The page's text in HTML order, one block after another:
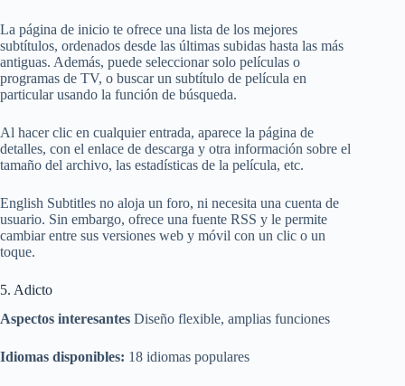
La página de inicio te ofrece una lista de los mejores
subtítulos, ordenados desde las últimas subidas hasta las más
antiguas. Además, puede seleccionar solo películas o
programas de TV, o buscar un subtítulo de película en
particular usando la función de búsqueda.
Al hacer clic en cualquier entrada, aparece la página de
detalles, con el enlace de descarga y otra información sobre el
tamaño del archivo, las estadísticas de la película, etc.
English Subtitles no aloja un foro, ni necesita una cuenta de
usuario. Sin embargo, ofrece una fuente RSS y le permite
cambiar entre sus versiones web y móvil con un clic o un
toque.
5. Adicto
Aspectos interesantes Diseño flexible, amplias funciones
Idiomas disponibles: 18 idiomas populares